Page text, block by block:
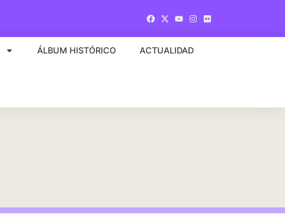
ÁLBUM HISTÓRICO ACTUALIDAD